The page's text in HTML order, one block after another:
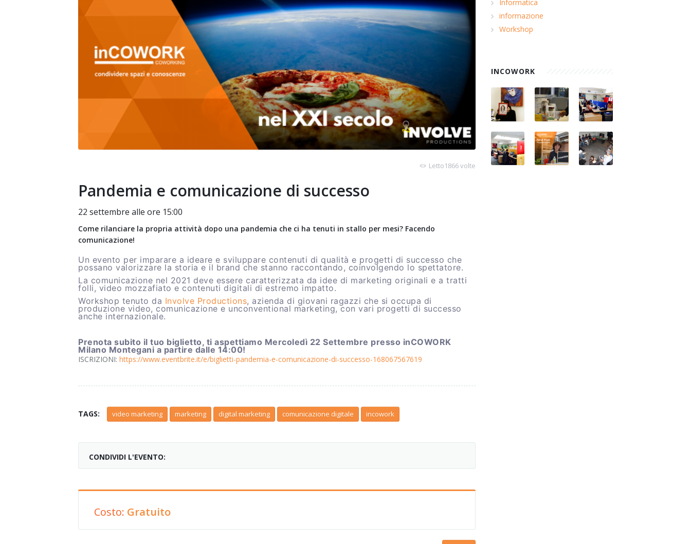
Letto1866 volte
Pandemia e comunicazione di successo
22 settembre alle ore 15:00
Come rilanciare la propria attività dopo una pandemia che ci ha tenuti in stallo per mesi? Facendo
comunicazione!
Un evento per imparare a ideare e sviluppare contenuti di qualità e progetti di successo che
possano valorizzare la storia e il brand che stanno raccontando, coinvolgendo lo spettatore.
La comunicazione nel 2021 deve essere caratterizzata da idee di marketing originali e a tratti
folli, video mozzafiato e contenuti digitali di estremo impatto.
Workshop tenuto da Involve Productions, azienda di giovani ragazzi che si occupa di
produzione video, comunicazione e unconventional marketing, con vari progetti di successo
anche internazionale.
Prenota subito il tuo biglietto, ti aspettiamo Mercoledì 22 Settembre presso inCOWORK
Milano Montegani a partire dalle 14:00!
ISCRIZIONI: https://www.eventbrite.it/e/biglietti-pandemia-e-comunicazione-di-successo-168067567619
TAGS: video marketing marketing digital marketing comunicazione digitale incowork
CONDIVIDI L'EVENTO:
Costo: Gratuito
Informatica
informazione
Workshop
INCOWORK